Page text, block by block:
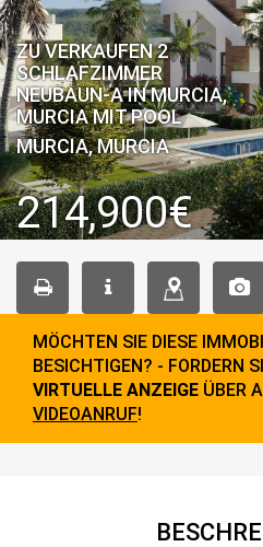
ZU VERKAUFEN 2
SCHLAFZIMMER
NEUBAUN-A IN MURCIA,
MURCIA MIT POOL
MURCIA, MURCIA
214,900€
MÖCHTEN SIE DIESE
BESICHTIGEN? - FORDERN
VIRTUELLE ANZEIGE ÜBER
VIDEOANRUF!